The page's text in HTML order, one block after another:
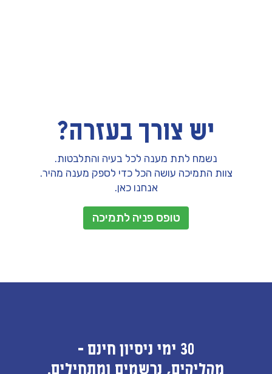
יש צורך בעזרה?
נשמח לתת מענה לכל בעיה והתלבטות.
צוות התמיכה עושה הכל כדי לספק מענה מהיר.
אנחנו כאן.
טופס פניה לתמיכה
30 ימי ניסיון חינם -
מקליקים, נרשמים ומתחילים.